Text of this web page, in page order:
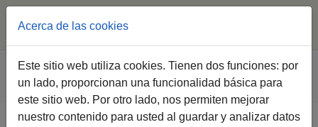
Saltar al contenido principal
Estás aquí:
Jerez.es Webs Municipales
Sala de Prensa
Nota de Prensa
Acerca de las cookies
Este sitio web utiliza cookies. Tienen dos funciones: por
un lado, proporcionan una funcionalidad básica para
este sitio web. Por otro lado, nos permiten mejorar
nuestro contenido para usted al guardar y analizar datos